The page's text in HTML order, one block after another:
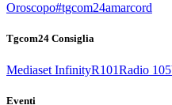
Oroscopo#tgcom24amarcord
Tgcom24 Consiglia
Mediaset InfinityR101Radio 105
Eventi